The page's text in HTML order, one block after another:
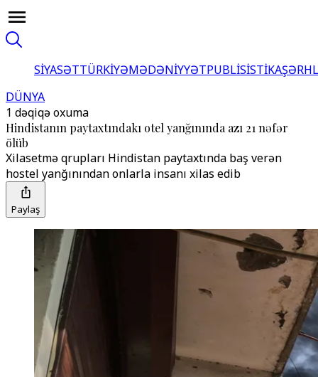
SİYASƏTTÜRKİYƏMƏDƏNİYYƏTPUBLİSİSTİKA
DÜNYA
1 dəqiqə oxuma
Hindistanın paytaxtındakı otel yanğınında azı 21 nəfər
ölüb
Xilasetmə qrupları Hindistan paytaxtında baş verən
hostel yanğınından onlarla insanı xilas edib
Paylaş